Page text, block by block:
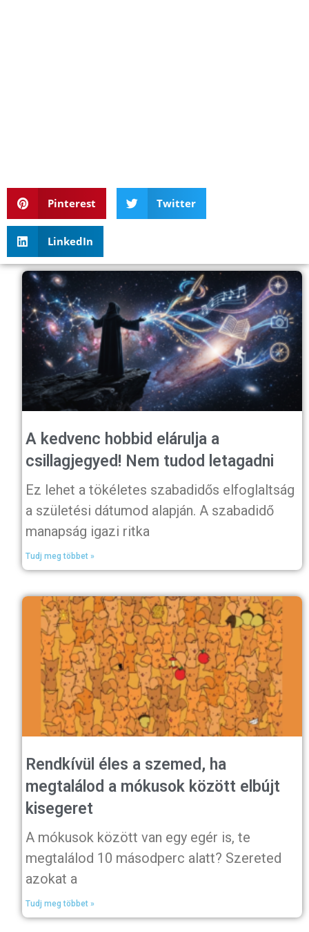
Pinterest Twitter
LinkedIn
A kedvenc hobbid elárulja a
csillagjegyed! Nem tudod letagadni
Ez lehet a tökéletes szabadidős elfoglaltság
a születési dátumod alapján. A szabadidő
manapság igazi ritka
Tudj meg többet »
Rendkívül éles a szemed, ha
megtalálod a mókusok között elbújt
kisegeret
A mókusok között van egy egér is, te
megtalálod 10 másodperc alatt? Szereted
azokat a
Tudj meg többet »